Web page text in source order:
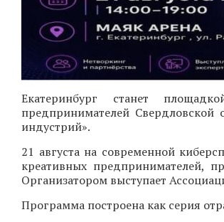
Екатеринбург станет
предпринимателей Свердловской
индустрий».
21 августа на современной
креативных предпринимателей,
Организатором выступает
Программа построена как серия